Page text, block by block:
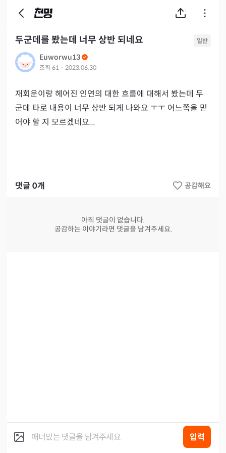
두군데를 봤는데 너무 상반 되네요 일반
Euworwu13
조회 61 · 2023.06.30
재회운이랑 헤어진 인연의 대한 흐름에 대해서 봤는데 두
군데 타로 내용이 너무 상반 되게 나와요 ㅜㅜ 어느쪽을 믿
어야 할 지 모르겠네요...
댓글 0개 공감해요
아직 댓글이 없습니다.
공감하는 이야기라면 댓글을 남겨주세요.
입력